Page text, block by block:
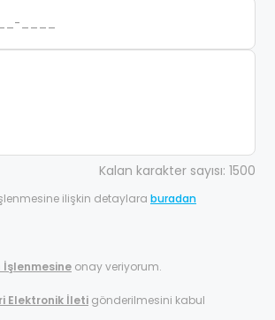
Kalan karakter sayısı: 1500
ilişkin detaylara buradan
İşlenmesine onay veriyorum.
Elektronik İleti gönderilmesini kabul